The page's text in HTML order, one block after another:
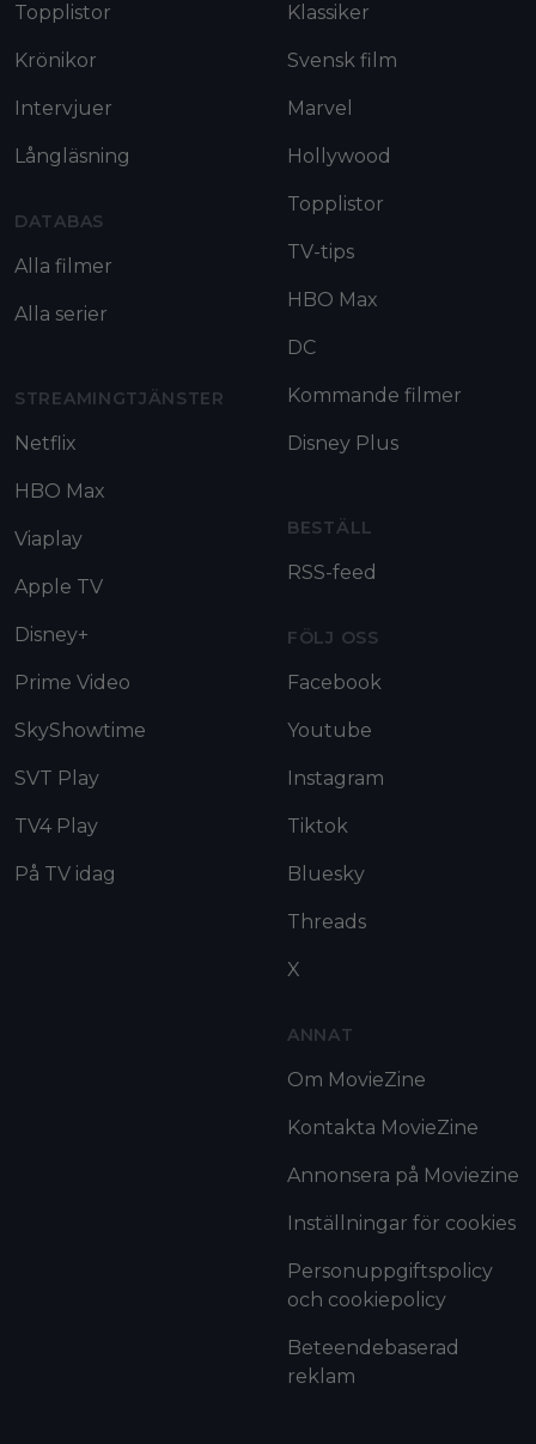
Topplistor
Krönikor
Intervjuer
Långläsning
DATABAS
Alla filmer
Alla serier
STREAMINGTJÄNSTER
Netflix
HBO Max
Viaplay
Apple TV
Disney+
Prime Video
SkyShowtime
SVT Play
TV4 Play
På TV idag
Klassiker
Svensk film
Marvel
Hollywood
Topplistor
TV-tips
HBO Max
DC
Kommande filmer
Disney Plus
BESTÄLL
RSS-feed
FÖLJ OSS
Facebook
Youtube
Instagram
Tiktok
Bluesky
Threads
X
ANNAT
Om MovieZine
Kontakta MovieZine
Annonsera på Moviezine
Inställningar för cookies
Personuppgiftspolicy
och cookiepolicy
Beteendebaserad
reklam